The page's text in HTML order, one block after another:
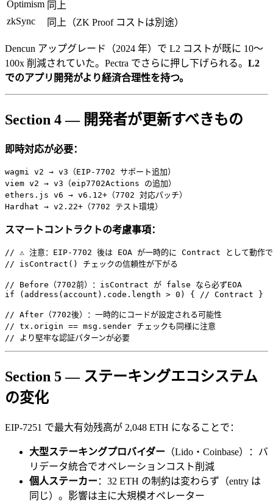
Optimism 同上
zkSync
同上（ZK Proof コストは別途）
Dencun アップグレード（2024 年）で L2 コストが既に 10〜
100x 削減されていた。Pectra でさらに押し下げられる。 L2
でのアプリ開発がより経済合理性を持つ。
Section 4 — 開発者が更新すべきもの
即時対応が必要：
wagmi v2 → v3（EIP-7702 サポート追加）
viem v2 → v3（eip7702Actions の追加）
ethers.js v6 → v6.12+（7702 対応パッチ）
スマートコントラクトの考慮事項：
// ⚠️ 注意：EIP-7702 後は EOA が一時的に Contract として動作で
// isContract() チェックの信頼性が下がる
// Before（7702前）：isContract が false なら必ずEOA
if (address(account).code.length > 0) { // Contract }
// After（7702後）：一時的にコードが設定される可能性
// tx.origin == msg.sender チェックも同様に注意
Section 5 — ステーキングエコシステム
の変化
EIP-7251 で最大有効残高が 2,048 ETH になることで：
大型ステーキングプロバイダー （Lido・Coinbase）：バ
リデータ統合でオペレーションコスト削減
個人ステーカー ：32 ETH の制約は変わらず（entry は
同じ）。影響は主に大規模オペレーター